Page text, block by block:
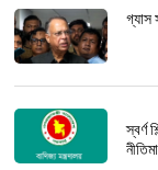
গ্যাস
স্বর্ণ